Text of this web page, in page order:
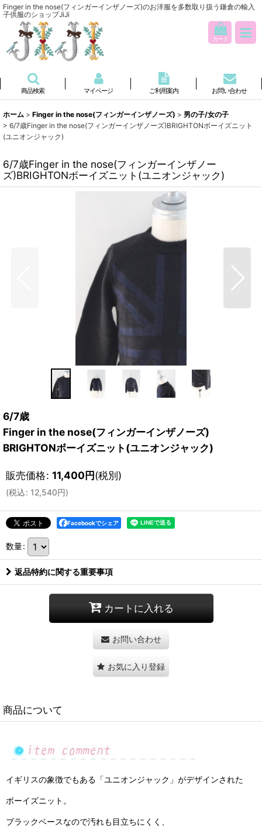
Finger in the nose(フィンガーインザノーズ)のお洋服を多数取り扱う鎌倉の輸入
子供服のショップJiJi
カート
商品検索 マイページ ご利用案内 お問い合わせ
ホーム > Finger in the nose(フィンガーインザノーズ) > 男の子/女の子
> 6/7歳Finger in the nose(フィンガーインザノーズ)BRIGHTONボーイズニット
(ユニオンジャック)
6/7歳Finger in the nose(フィンガーインザノー
ズ)BRIGHTONボーイズニット(ユニオンジャック)
6/7歳
Finger in the nose(フィンガーインザノーズ)
BRIGHTONボーイズニット(ユニオンジャック)
販売価格: 11,400円(税別)
(税込: 12,540円)
Facebookでシェア
数量:
返品特約に関する重要事項
カートに入れる
お問い合わせ
お気に入り登録
商品について
イギリスの象徴でもある「ユニオンジャック」がデザインされた
ボーイズニット。
ブラックベースなので汚れも目立ちにくく、